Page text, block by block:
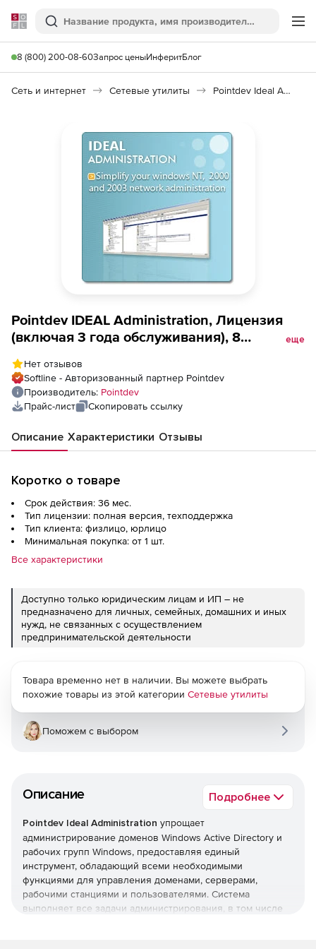
Softline
Поиск
8 (800) 200-08-60Запрос ценыИнферитБлог
Сеть и интернет Сетевые утилиты Pointdev Ideal Administration
Pointdev IDEAL Administration, Лицензия
(включая 3 года обслуживания), 8
еще
Нет отзывов
Softline - Авторизованный партнер Pointdev
Производитель: Pointdev
Прайс-лист
Скопировать ссылку
Описание Характеристики Отзывы
Коротко о товаре
Срок действия: 36 мес.
Тип лицензии: полная версия, техподдержка
Тип клиента: физлицо, юрлицо
Минимальная покупка: от 1 шт.
Все характеристики
Доступно только юридическим лицам и ИП – не
предназначено для личных, семейных, домашних и иных
нужд, не связанных с осуществлением
предпринимательской деятельности
Описание Подробнее
Pointdev Ideal Administration упрощает
администрирование доменов Windows Active Directory и
рабочих групп Windows, предоставляя единый
инструмент, обладающий всеми необходимыми
функциями для управления доменами, серверами,
рабочими станциями и пользователями. Система
выполняет все задачи администрирования, в том числе
Товара временно нет в наличии. Вы можете выбрать
похожие товары из этой категории Сетевые утилиты
Поможем с выбором